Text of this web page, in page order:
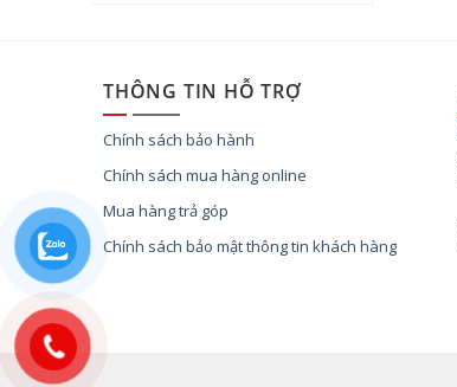
THÔNG TIN HỖ TRỢ
Chính sách bảo hành
Chính sách mua hàng online
Mua hàng trả góp
Chính sách bảo mật thông tin khách hàng